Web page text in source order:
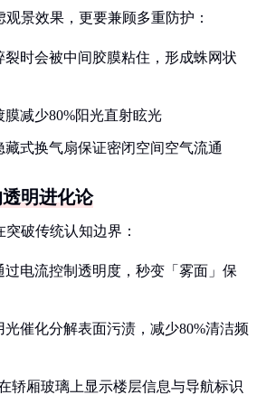
景效果，更要兼顾多重防护：
裂时会被中间胶膜粘住，形成蛛网状
膜减少80%阳光直射眩光
藏式换气扇保证密闭空间空气流通
明进化论
破传统认知边界：
过电流控制透明度，秒变「雾面」保
光催化分解表面污渍，减少80%清洁频
轿厢玻璃上显示楼层信息与导航标识